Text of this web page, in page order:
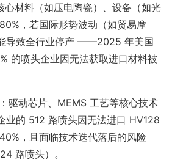
心材料（如压电陶瓷）、设备（如光
，若国际形势波动（如贸易摩
导致全行业停产 ——2025 年美国
的喷头企业因无法获取进口材料被
驱动芯片、MEMS 工艺等核心技术
业的 512 路喷头因无法进口 HV128
，且面临技术迭代落后的风险
路喷头）。